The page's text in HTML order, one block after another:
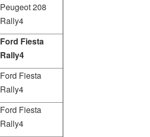
Peugeot 208
Rally4
Ford Fiesta
Rally4
Ford Fiesta
Rally4
Ford Fiesta
Rally4